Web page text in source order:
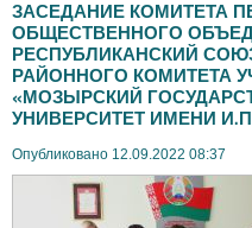
ЗАСЕДАНИЕ КОМИТЕТА
ОБЩЕСТВЕННОГО
РЕСПУБЛИКАНСКИЙ
РАЙОННОГО КОМИТЕТА
«МОЗЫРСКИЙ
УНИВЕРСИТЕТ ИМЕНИ
Опубликовано 12.09.2022 08:37